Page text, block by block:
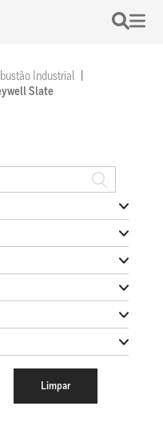
Industrial
Slate